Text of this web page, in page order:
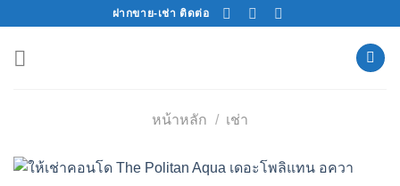
content
ฝากขาย-เช่า ติดต่อ
หน้าหลัก / เช่า